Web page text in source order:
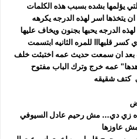
يؤلمها بشده بسبب هذه الكلمات
يتخذها اسر لهذه الدرجه يكرهه
الدرجه يحبها بجنون ويخاف عليها
كسر قلبهااا للمره الثانيه ابتسمت
بعد ان سمعت حديث عمه اختبئت خلف
عمه خرج وترك الباب مفتوح
كتف شقيقه
زي دي... مش رحيم عادل السيوفي
عاوزها